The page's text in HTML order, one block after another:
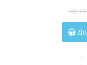
10
До